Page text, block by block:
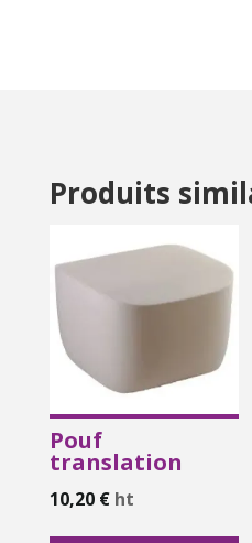
Produits
Pouf
translation
10,20 € ht